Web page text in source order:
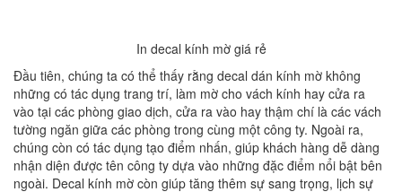
In decal kính mờ giá rẻ
Đầu tiên, chúng ta có thể thấy rằng decal dán kính mờ không
những có tác dụng trang trí, làm mờ cho vách kính hay cửa ra
vào tại các phòng giao dịch, cửa ra vào hay thậm chí là các vách
tường ngăn giữa các phòng trong cùng một công ty. Ngoài ra,
chúng còn có tác dụng tạo điểm nhấn, giúp khách hàng dễ dàng
nhận diện được tên công ty dựa vào những đặc điểm nổi bật bên
ngoài. Decal kính mờ còn giúp tăng thêm sự sang trọng, lịch sự